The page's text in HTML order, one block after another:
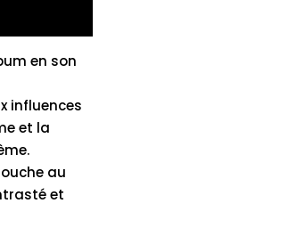
en son
influences
et la
au
et